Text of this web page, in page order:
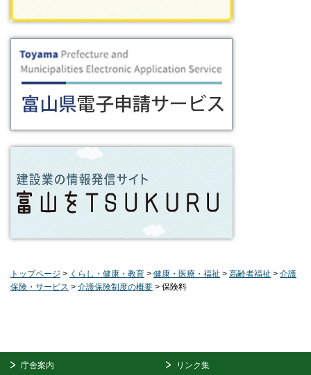
トップページ > くらし・健康・教育 > 健康・医療・福祉 > 高齢者福祉 > 介護
保険・サービス > 介護保険制度の概要 > 保険料
庁舎案内 リンク集